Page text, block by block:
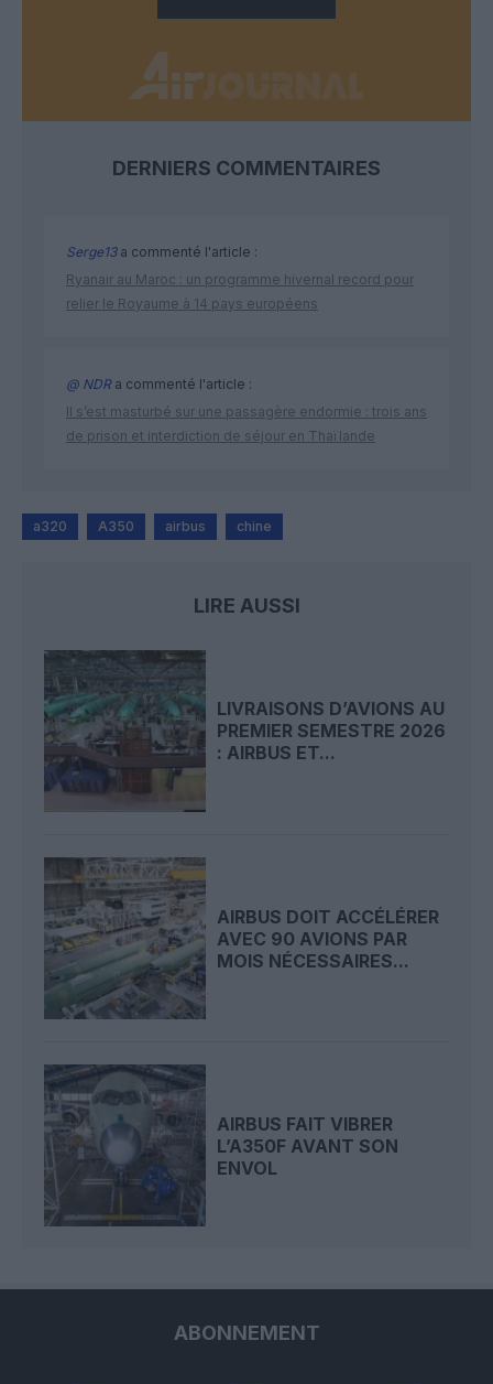
DERNIERS COMMENTAIRES
Serge13a commenté l'article :
Ryanair au Maroc : un programme hivernal record pour
relier le Royaume à 14 pays européens
@ NDRa commenté l'article :
Il s’est masturbé sur une passagère endormie : trois ans
de prison et interdiction de séjour en Thaïlande
a320 A350 airbus chine
LIRE AUSSI
LIVRAISONS D’AVIONS AU
PREMIER SEMESTRE 2026
: AIRBUS ET...
AIRBUS DOIT ACCÉLÉRER
AVEC 90 AVIONS PAR
MOIS NÉCESSAIRES...
AIRBUS FAIT VIBRER
L’A350F AVANT SON
ENVOL
ABONNEMENT